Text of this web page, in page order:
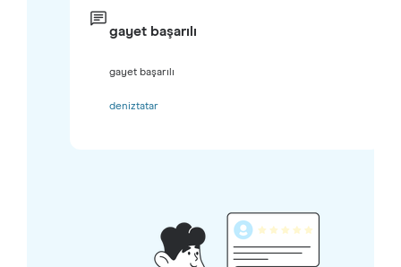
gayet başarılı
gayet başarılı
deniztatar